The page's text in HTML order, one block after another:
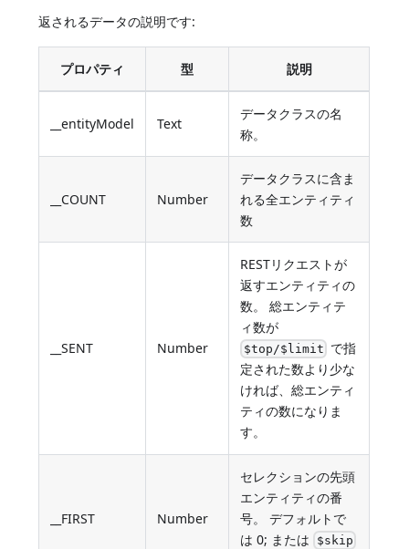
返されるデータの説明です:
プロパティ 型 説明
__entityModel Text
データクラスの名
称。
__COUNT Number
データクラスに含ま
れる全エンティティ
数
__SENT Number
RESTリクエストが
返すエンティティの
数。 総エンティテ
ィ数が
$top/$limit で指
定された数より少な
ければ、総エンティ
ティの数になりま
す。
__FIRST Number
セレクションの先頭
エンティティの番
号。 デフォルトで
は 0; または $skip